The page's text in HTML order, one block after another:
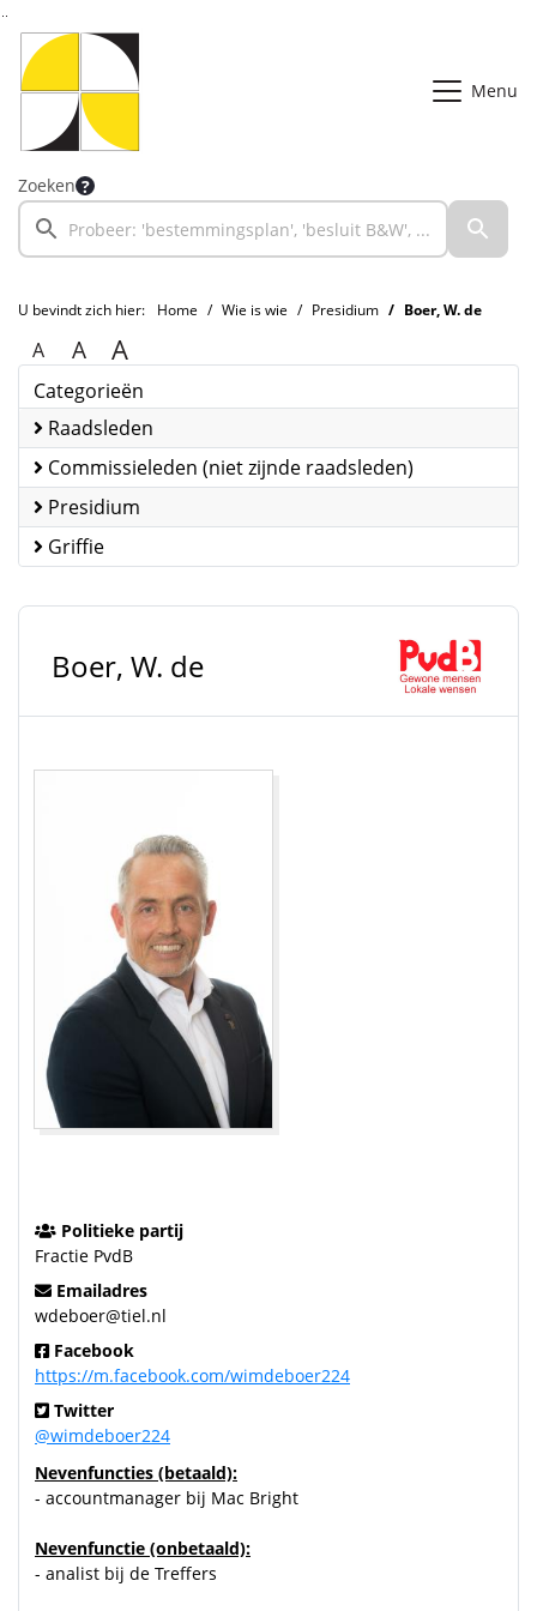
Menu
Zoeken
U bevindt zich hier: Home Wie is wie Presidium Boer, W. de
A A A
Categorieën
Raadsleden
Commissieleden (niet zijnde raadsleden)
Presidium
Griffie
Boer, W. de
Politieke partij
Fractie PvdB
Emailadres
wdeboer@tiel.nl
Facebook
https://m.facebook.com/wimdeboer224
Twitter
@wimdeboer224
Nevenfuncties (betaald):
- accountmanager bij Mac Bright
Nevenfunctie (onbetaald):
- analist bij de Treffers